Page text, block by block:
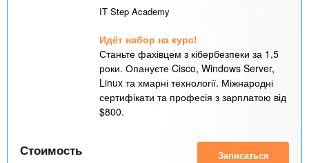
IT Step Academy
Идёт набор на курс!
Станьте фахівцем з кібербезпеки за 1,5
роки. Опануєте Cisco, Windows Server,
Linux та хмарні технології. Міжнародні
сертифікати та професія з зарплатою від
$800.
Стоимость Записаться